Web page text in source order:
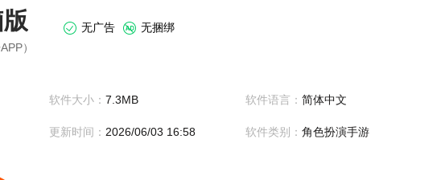
无广告
无捆绑
）
软件大小： 7.3MB 软件语言： 简体中文
更新时间： 2026/06/03 16:58 软件类别： 角色扮演手游